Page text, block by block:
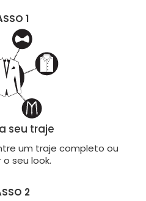
1
seu traje
um traje completo ou
seu look.
2